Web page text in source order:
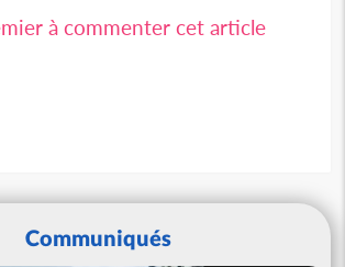
à commenter cet article
Communiqués